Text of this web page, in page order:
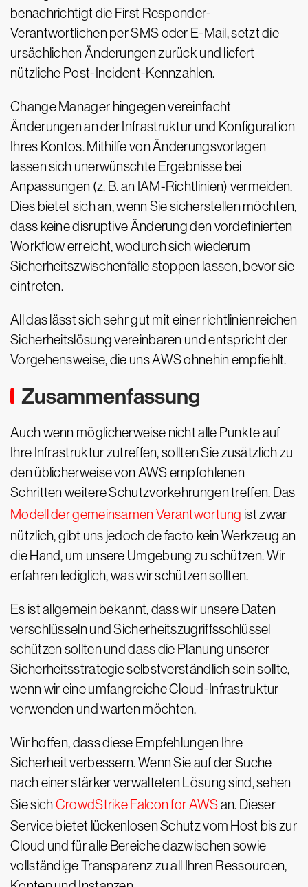
benachrichtigt die First Responder-
Verantwortlichen per SMS oder E-Mail, setzt die
ursächlichen Änderungen zurück und liefert
nützliche Post-Incident-Kennzahlen.
Change Manager hingegen vereinfacht
Änderungen an der Infrastruktur und Konfiguration
Ihres Kontos. Mithilfe von Änderungsvorlagen
lassen sich unerwünschte Ergebnisse bei
Anpassungen (z. B. an IAM-Richtlinien) vermeiden.
Dies bietet sich an, wenn Sie sicherstellen möchten,
dass keine disruptive Änderung den vordefinierten
Workflow erreicht, wodurch sich wiederum
Sicherheitszwischenfälle stoppen lassen, bevor sie
eintreten.
All das lässt sich sehr gut mit einer richtlinienreichen
Sicherheitslösung vereinbaren und entspricht der
Vorgehensweise, die uns AWS ohnehin empfiehlt.
Zusammenfassung
Auch wenn möglicherweise nicht alle Punkte auf
Ihre Infrastruktur zutreffen, sollten Sie zusätzlich zu
den üblicherweise von AWS empfohlenen
Schritten weitere Schutzvorkehrungen treffen. Das
Modell der gemeinsamen Verantwortung ist zwar
nützlich, gibt uns jedoch de facto kein Werkzeug an
die Hand, um unsere Umgebung zu schützen. Wir
erfahren lediglich, was wir schützen sollten.
Es ist allgemein bekannt, dass wir unsere Daten
verschlüsseln und Sicherheitszugriffsschlüssel
schützen sollten und dass die Planung unserer
Sicherheitsstrategie selbstverständlich sein sollte,
wenn wir eine umfangreiche Cloud-Infrastruktur
verwenden und warten möchten.
Wir hoffen, dass diese Empfehlungen Ihre
Sicherheit verbessern. Wenn Sie auf der Suche
nach einer stärker verwalteten Lösung sind, sehen
Sie sichCrowdStrike Falcon for AWSan. Dieser
Service bietet lückenlosen Schutz vom Host bis zur
Cloud und für alle Bereiche dazwischen sowie
vollständige Transparenz zu all Ihren Ressourcen,